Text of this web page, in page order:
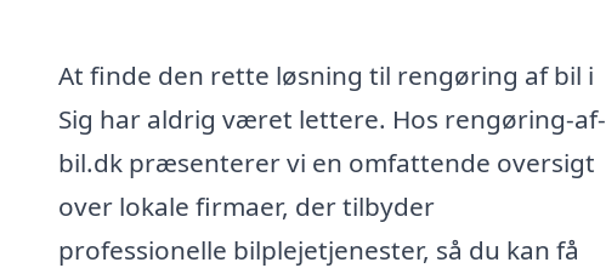
At finde den rette løsning til rengøring af bil i
Sig har aldrig været lettere. Hos rengøring-af-
bil.dk præsenterer vi en omfattende oversigt
over lokale firmaer, der tilbyder
professionelle bilplejetjenester, så du kan få